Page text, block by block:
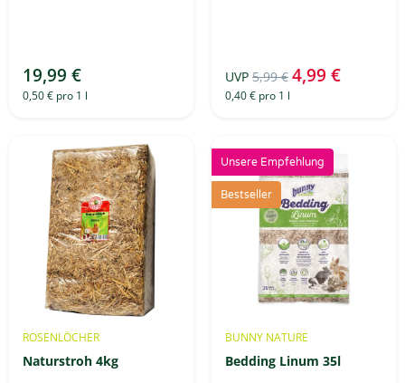
19,99 €
0,50 € pro 1 l
UVP 5,99 € 4,99 €
0,40 € pro 1 l
ROSENLÖCHER
Naturstroh 4kg
Unsere Empfehlung
Bestseller
BUNNY NATURE
Bedding Linum 35l